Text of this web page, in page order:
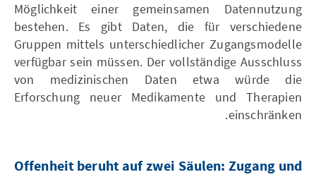
Möglichkeit einer gemeinsamen Datennutzung
bestehen. Es gibt Daten, die für verschiedene
Gruppen mittels unterschiedlicher Zugangsmodelle
verfügbar sein müssen. Der vollständige Ausschluss
von medizinischen Daten etwa würde die
Erforschung neuer Medikamente und Therapien
einschränken.
Offenheit beruht auf zwei Säulen: Zugang und